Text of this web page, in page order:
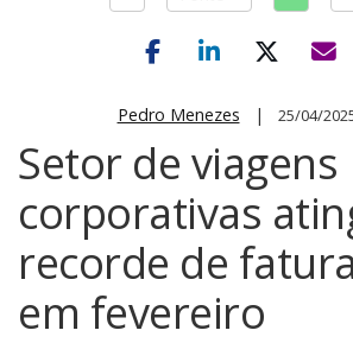
Pedro Menezes | 25/04/
Setor de viagens
corporativas
recorde de
em fevereiro